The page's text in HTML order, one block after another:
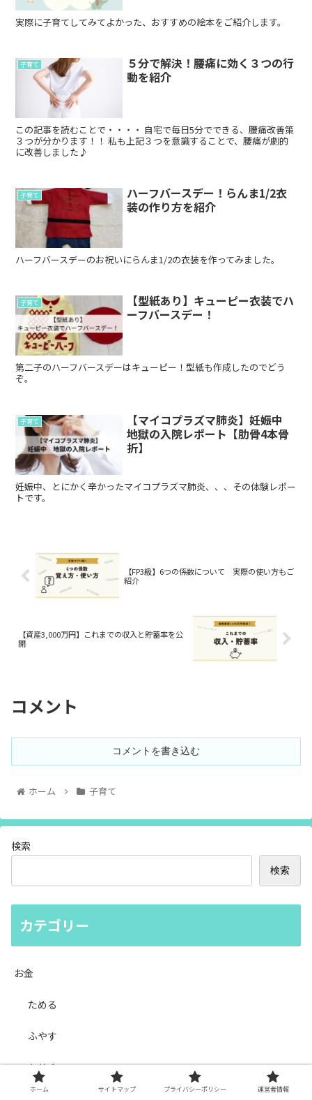
実際に子育てしてみてよかった、おすすめの絵本をご紹介します。
子育て
５分で解決！腰痛に効く３つの行
動を紹介
この記事を読むことで・・・・ 自宅で毎日5分でできる、腰痛改善策
３つが分かります！！ 私も上記３つを意識することで、腰痛が劇的
に改善しました♪
子育て
ハーフバースデー！らんま1/2衣
装の作り方を紹介
ハーフバースデーのお祝いにらんま1/2の衣装を作ってみました。
子育て
【型紙あり】キューピー衣装でハ
ーフバースデー！
第二子のハーフバースデーはキューピー！型紙も作成したのでどう
ぞ。
子育て
【マイコプラズマ肺炎】妊娠中
地獄の入院レポート【肋骨4本骨
折】
妊娠中、とにかく辛かったマイコプラズマ肺炎、、、その体験レポー
トです。
【FP3級】6つの係数について 実際の使い方もご
紹介
【資産3,000万円】これまでの収入と貯蓄率を公
開
コメント
コメントを書き込む
ホーム 子育て
検索
検索
カテゴリー
お金
ためる
ふやす
かせぐ
ホーム サイトマップ プライバシーポリシー 運営者情報